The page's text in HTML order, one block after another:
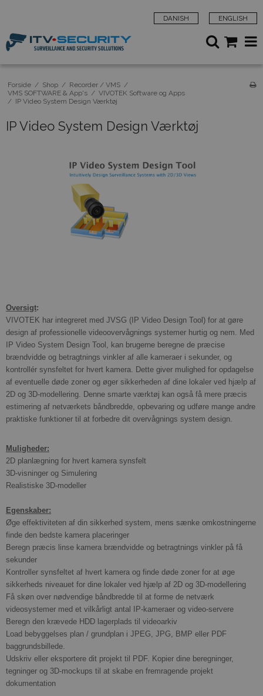
DANISH ENGLISH
Forside / Shop / Recorder / VMS /
VMS SOFTWARE & App's / VIVOTEK Software og Apps
/ IP Video System Design Værktøj
IP Video System Design Værktøj
Oversigt:
VIVOTEK har integreret med JVSG (IP Video Design Tool) for at gøre
design af professionelle videoovervågnings systemer hurtig og nem. Med
IP Video System Design Tool, kan brugerne beregne de præcise
brændvidde og betragtnings vinkler af alle kameraer i sekunder, og
kontrollér synsfeltet for hvert kamera. Dette giver mulighed for opdagelse
af eventuelle døde zoner og øger sikkerheden af ​​dine lokaler ved hjælp af
2D og 3D-modellering. Denne smarte værktøj kan også få mere præcis
estimering af netværkets båndbredde, opbevaring og udføre mange andre
praktiske funktioner til at forbedre dit overvågnings system design.
Muligheder:
2D planlægning for hvert kamera synsfelt
3D-visninger og Simulering
Realistiske 3D-modeller
Egenskaber:
Øge effektiviteten af ​​din sikkerhed system, mens sænke omkostningerne
finde den bedste kamera placeringer
Beregn præcis linse kamera brændvidde og betragtnings vinkler på få
sekunder
Kontroller synsfeltet af hvert kamera og finde døde zoner for at øge
sikkerheds niveauet for dine lokaler ved hjælp af 2D og 3D-modellering
Få skøn over nødvendige båndbredde til at forme de netværk
videosystemer med et vilkårligt antal IP-kameraer og video-servere
Beregn den krævede HDD lagerplads til videoarkiv
Load bebyggelses plan / grundplan i JPEG, JPG, BMP eller PDF
baggrundsbillede.
Udskriv eller eksportere dit projekt til PDF. Kopier dine beregninger,
tegninger og 3D-mockups til at skabe en fremragende projekt
dokumentation